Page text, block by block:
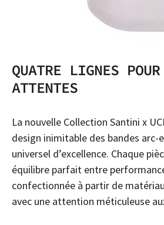
QUATRE LIGNES
ATTENTES
La nouvelle Collection Santini x
design inimitable des bandes arc-
universel d’excellence. Chaque
équilibre parfait entre
confectionnée à partir de
avec une attention méticuleuse